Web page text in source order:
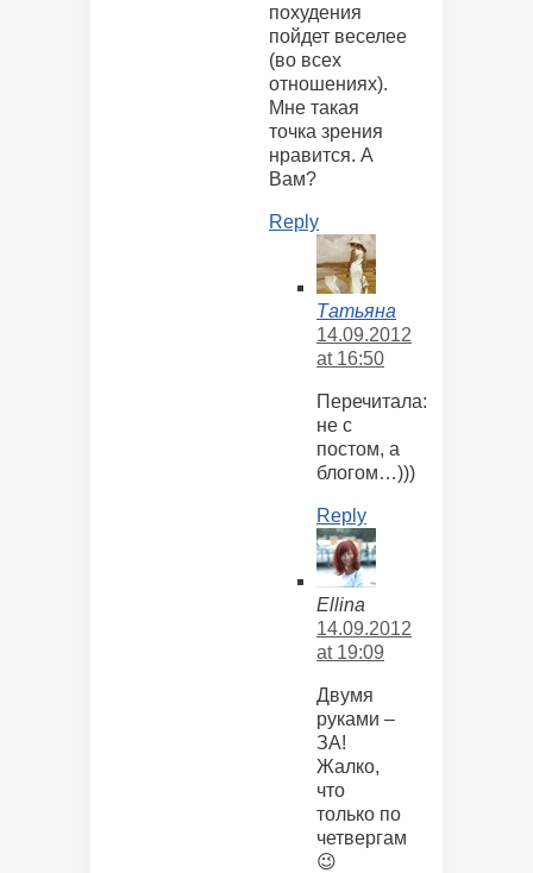
похудения
пойдет веселее
(во всех
отношениях).
Мне такая
точка зрения
нравится. А
Вам?
Reply
Татьяна
14.09.2012
at 16:50
Перечитала:
не с
постом, а
блогом…)))
Reply
Ellina
14.09.2012
at 19:09
Двумя
руками –
ЗА!
Жалко,
что
только по
четвергам
😉